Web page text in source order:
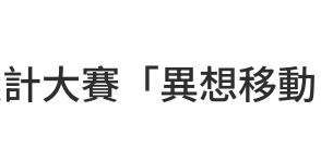
大賽「異想移動